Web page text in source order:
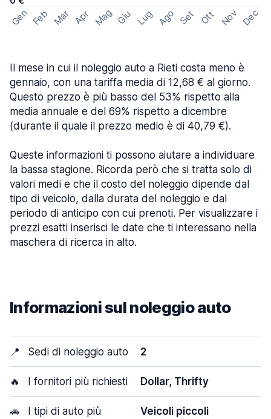
Gen Feb Mar Apr Mag Giu Lug Ago Set Ott Nov Dec
Il mese in cui il noleggio auto a Rieti costa meno è
gennaio, con una tariffa media di 12,68 € al giorno.
Questo prezzo è più basso del 53% rispetto alla
media annuale e del 69% rispetto a dicembre
(durante il quale il prezzo medio è di 40,79 €).
Queste informazioni ti possono aiutare a individuare
la bassa stagione. Ricorda però che si tratta solo di
valori medi e che il costo del noleggio dipende dal
tipo di veicolo, dalla durata del noleggio e dal
periodo di anticipo con cui prenoti. Per visualizzare i
prezzi esatti inserisci le date che ti interessano nella
maschera di ricerca in alto.
Informazioni sul noleggio auto
📍 Sedi di noleggio auto 2
🔥 I fornitori più richiesti Dollar, Thrifty
🚗
I tipi di auto più
Veicoli piccoli